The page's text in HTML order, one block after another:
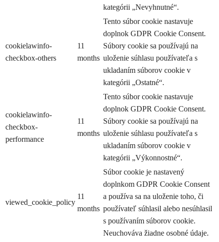
kategórii „Nevyhnutné“.
cookielawinfo-
checkbox-others
11
months
Tento súbor cookie nastavuje
doplnok GDPR Cookie Consent.
Súbory cookie sa používajú na
uloženie súhlasu používateľa s
ukladaním súborov cookie v
kategórii „Ostatné“.
cookielawinfo-
checkbox-
performance
11
months
Tento súbor cookie nastavuje
doplnok GDPR Cookie Consent.
Súbory cookie sa používajú na
uloženie súhlasu používateľa s
ukladaním súborov cookie v
kategórii „Výkonnostné“.
viewed_cookie_policy
11
months
Súbor cookie je nastavený
doplnkom GDPR Cookie Consent
a používa sa na uloženie toho, či
používateľ súhlasil alebo nesúhlasil
s používaním súborov cookie.
Neuchováva žiadne osobné údaje.